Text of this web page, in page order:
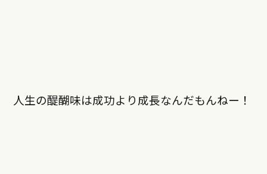
人生の醍醐味は成功より成長なんだもんねー！